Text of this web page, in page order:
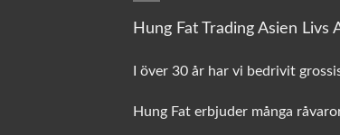
Hung Fat Trading Asien
I över 30 år har vi bedrivit
Hung Fat erbjuder många